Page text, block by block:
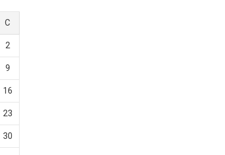
C
2
9
16
23
30